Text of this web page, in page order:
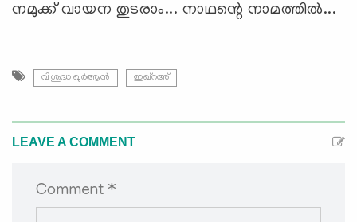
നമുക്ക് വായന തുടരാം... നാഥന്റെ നാമത്തില്‍...
വിശുദ്ധ ഖുര്‍ആന്‍ ഇഖ്റഅ്
LEAVE A COMMENT
Comment *